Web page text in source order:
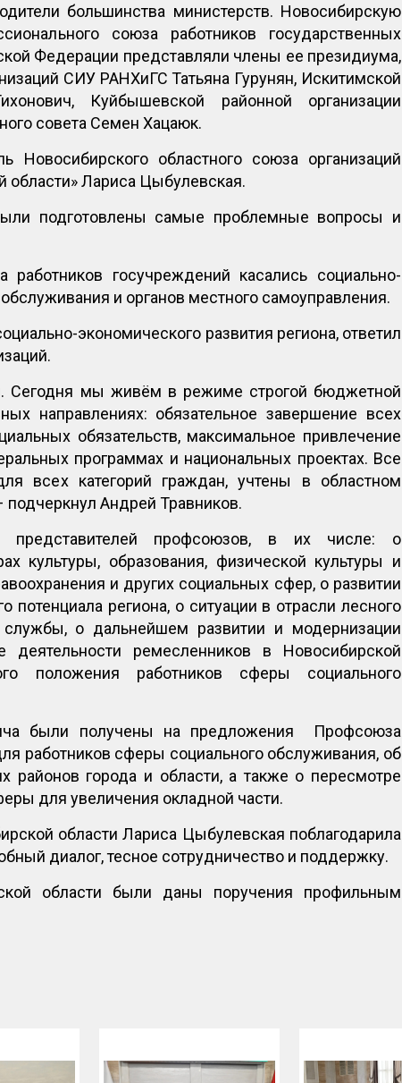
большинства министерств. Новосибирскую
союза работников государственных
Федерации представляли члены ее президиума,
СИУ РАНХиГС Татьяна Гурунян, Искитимской
Куйбышевской районной организации
совета Семен Хацаюк.
Новосибирского областного союза организаций
Лариса Цыбулевская.
подготовлены самые проблемные вопросы и
госучреждений касались социально-
и органов местного самоуправления.
экономического развития региона, ответил
Сегодня мы живём в режиме строгой бюджетной
направлениях: обязательное завершение всех
обязательств, максимальное привлечение
программах и национальных проектах. Все
всех категорий граждан, учтены в областном
Андрей Травников.
представителей профсоюзов, в их числе: о
культуры, образования, физической культуры и
и других социальных сфер, о развитии
потенциала региона, о ситуации в отрасли лесного
службы, о дальнейшем развитии и модернизации
ремесленников в Новосибирской
положения работников сферы социального
были получены на предложения Профсоюза
работников сферы социального обслуживания, об
районов города и области, а также о пересмотре
для увеличения окладной части.
области Лариса Цыбулевская поблагодарила
диалог, тесное сотрудничество и поддержку.
области были даны поручения профильным